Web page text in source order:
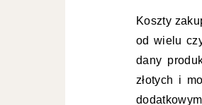
Koszty
od wielu
dany
złotych i